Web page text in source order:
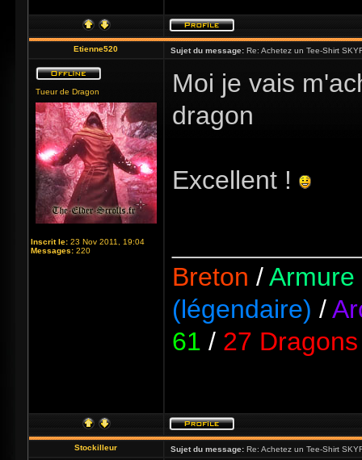
Etienne520 Sujet du message: Re: Achetez un Tee-Shirt
Tueur de Dragon
Inscrit le: 23 Nov 2011, 19:04
Messages: 220
Moi je vais
dragon
Excellent !
Breton /Armure
(légendaire) /
61 / 27
Stockilleur Sujet du message: Re: Achetez un Tee-Shirt